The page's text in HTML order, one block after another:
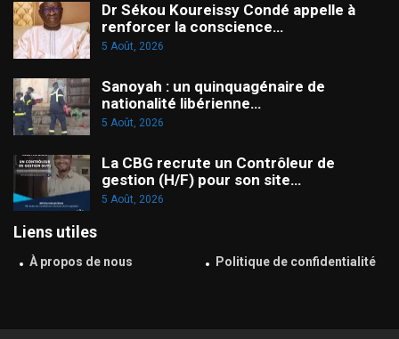
Dr Sékou Koureissy Condé appelle à
renforcer la conscience…
5 Août, 2026
Sanoyah : un quinquagénaire de
nationalité libérienne…
5 Août, 2026
La CBG recrute un Contrôleur de
gestion (H/F) pour son site…
5 Août, 2026
Liens utiles
À propos de nous Politique de confidentialité